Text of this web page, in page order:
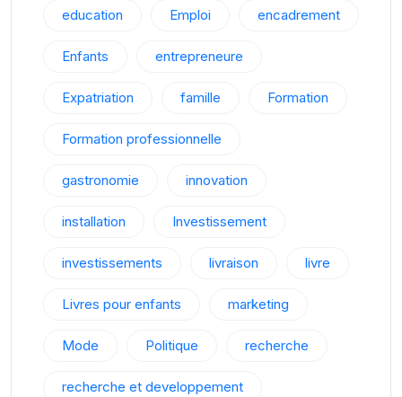
education Emploi encadrement
Enfants entrepreneure
Expatriation famille Formation
Formation professionnelle
gastronomie innovation
installation Investissement
investissements livraison livre
Livres pour enfants marketing
Mode Politique recherche
recherche et developpement